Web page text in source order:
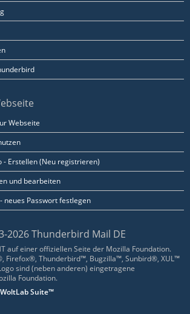
Webseite
- Erstellen (Neu registrieren)
und bearbeiten
neues Passwort festlegen
2026 Thunderbird Mail DE
auf einer offiziellen Seite der Mozilla Foundation.
Firefox®, Thunderbird™, Bugzilla™, Sunbird®, XUL™
sind (neben anderen) eingetragene
Foundation.
WoltLab Suite™